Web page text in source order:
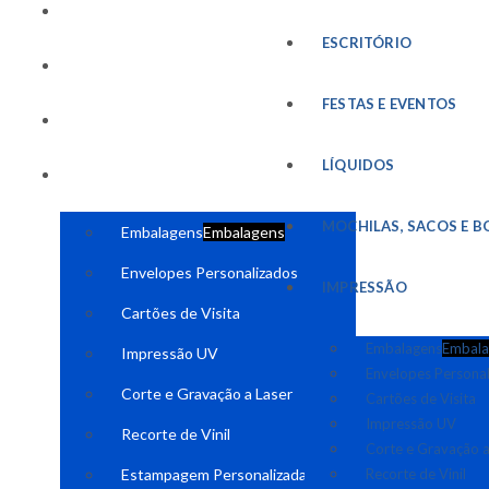
EmbalagensEmbalagens
Envelopes Personalizados
Cartões de Visita
Impressão UV
Corte e Gravação a Laser
Recorte de Vinil
Estampagem Personalizada
ESCRITÓRIO
FESTAS E EVENTOS
LÍQUIDOS
MOCHILAS, SACOS E
IMPRESSÃO
Embalagens
Envelopes
Cartões de Visita
Impressão UV
Corte e Gravação
Recorte de Vinil